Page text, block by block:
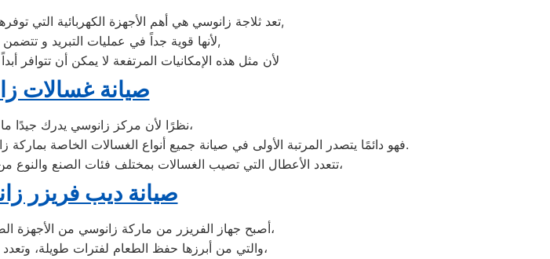
تعد ثلاجة زانوسي هي أهم الأجهزة الكهربائية التي توفرها الشركة و أكثرها مبيعاً بين بقية المنتجات الأخرى,
لأنها قوية جداً في عمليات التبريد و تتضمن بعض التقنيات المتميزة كتقنية الانفلتر,
لأن مثل هذه الإمكانيات المرتفعة لا يمكن أن تتوافر
صيانة غسالات
نظرًا لأن مركز زانوسي يدرك جيدًا ما يحتاجه العملاء بمحافظة الغربية،
فهو دائمًا يتصدر المرتبة الأولى في صيانة جميع أنواع الغسالات الخاصة بماركة زانوسي تحت أيدي متخصصين ، مع مراعاة توفير أفضل خدمات الدعم الفنى.
تتعدد الأعطال التي تصيب الغسالات بمختلف فئات الصنع والنوع من غسالات اوتوماتيك، واخرى فوق اوتوماتيك، والنصف اتوماتيك،
صيانة ديب فريزر
أصبح جهاز الفريزر من ماركة زانوسي من الأجهزة الضرورية داخل كافة البيوت، وفقًا لمميزاته العديدة،
والتي من أبرزها حفظ الطعام لفترات طويلة، وتعدد موديلاته المختلفة، وبالرغم من مميزاته العديدة،